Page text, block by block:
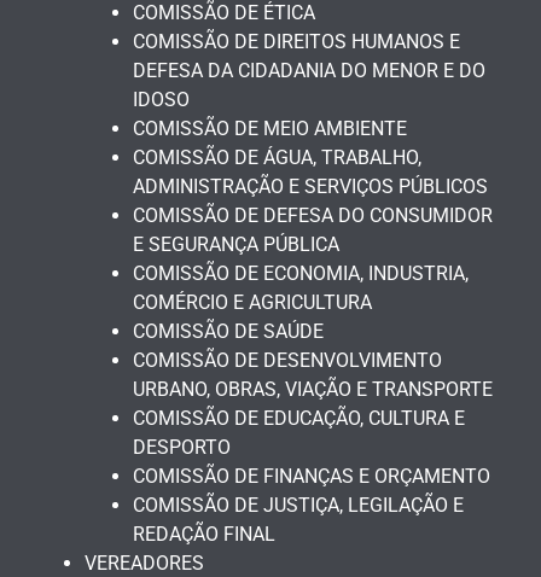
COMISSÃO DE ÉTICA
COMISSÃO DE DIREITOS HUMANOS E
DEFESA DA CIDADANIA DO MENOR E DO
IDOSO
COMISSÃO DE MEIO AMBIENTE
COMISSÃO DE ÁGUA, TRABALHO,
ADMINISTRAÇÃO E SERVIÇOS PÚBLICOS
COMISSÃO DE DEFESA DO CONSUMIDOR
E SEGURANÇA PÚBLICA
COMISSÃO DE ECONOMIA, INDUSTRIA,
COMÉRCIO E AGRICULTURA
COMISSÃO DE SAÚDE
COMISSÃO DE DESENVOLVIMENTO
URBANO, OBRAS, VIAÇÃO E TRANSPORTE
COMISSÃO DE EDUCAÇÃO, CULTURA E
DESPORTO
COMISSÃO DE FINANÇAS E ORÇAMENTO
COMISSÃO DE JUSTIÇA, LEGILAÇÃO E
REDAÇÃO FINAL
VEREADORES